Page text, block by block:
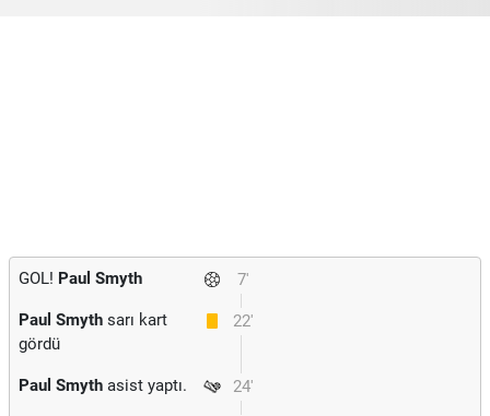
7'
GOL! Paul Smyth
22'
Paul Smyth sarı kart
gördü
24'
Paul Smyth asist yaptı.